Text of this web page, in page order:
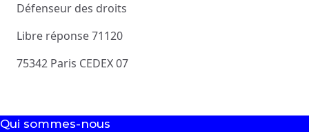
Défenseur des droits
Libre réponse 71120
75342 Paris CEDEX 07
Qui sommes-nous